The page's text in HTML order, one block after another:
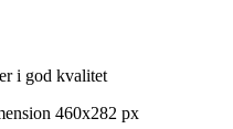
i god kvalitet
460x282 px